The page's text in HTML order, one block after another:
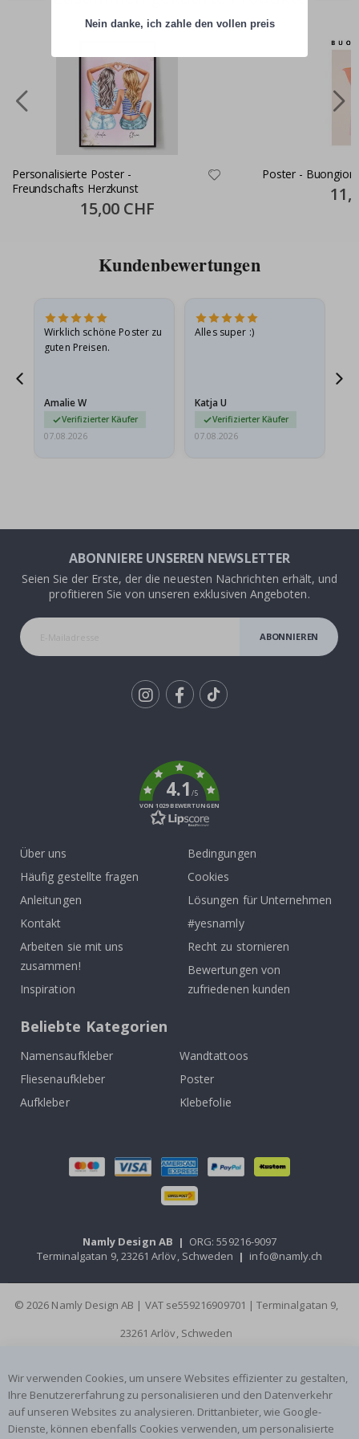
Personalisierte Poster -
Freundschafts Herzkunst
Special
Price
15,00 CHF
Poster -
Price
Kundenbewertungen
Wirklich schöne Poster zu
guten Preisen.
Amalie W
Verifizierter Käufer
07.08.2026
Alles super :)
Katja U
Verifizierter Käufer
07.08.2026
ABONNIERE UNSEREN NEWSLETTER
Seien Sie der Erste, der die neuesten Nachrichten erhält, und
profitieren Sie von unseren exklusiven Angeboten.
ABONNIEREN
4.1/5
VON 1029 BEWERTUNGEN
Über uns
Häufig gestellte fragen
Anleitungen
Kontakt
Arbeiten sie mit uns
zusammen!
Inspiration
Bedingungen
Cookies
Lösungen für Unternehmen
#yesnamly
Recht zu stornieren
Bewertungen von
zufriedenen kunden
Beliebte Kategorien
Namensaufkleber
Wandtattoos
Fliesenaufkleber
Poster
Aufkleber
Klebefolie
Namly Design AB | ORG: 559216-9097
Terminalgatan 9, 23261 Arlöv, Schweden | info@namly.ch
© 2026 Namly Design AB | VAT se559216909701 | Terminalgatan 9,
23261 Arlöv, Schweden
Wir verwenden Cookies, um unsere Websites effizienter zu gestalten,
Ihre Benutzererfahrung zu personalisieren und den Datenverkehr
auf unseren Websites zu analysieren. Drittanbieter, wie Google-
Dienste, können ebenfalls Cookies verwenden, um personalisierte
Nein danke, ich zahle den vollen preis